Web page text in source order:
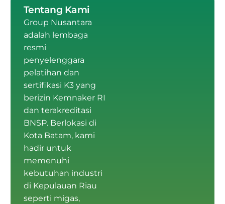
Tentang Kami
Group Nusantara
adalah lembaga
resmi
penyelenggara
pelatihan dan
sertifikasi K3 yang
berizin Kemnaker RI
dan terakreditasi
BNSP. Berlokasi di
Kota Batam, kami
hadir untuk
memenuhi
kebutuhan industri
di Kepulauan Riau
seperti migas,